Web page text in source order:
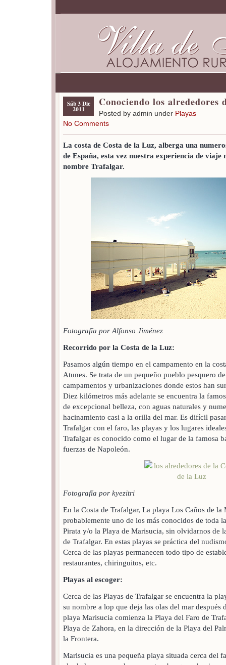
Sáb 3 Dic
2011
Conociendo los alrededores
Posted by admin under Playas
No Comments
La costa de Costa de la Luz, alberga una
de España, esta vez nuestra experiencia de viaje
nombre Trafalgar.
Fotografía por Alfonso Jiménez
Recorrido por la Costa de la Luz:
Pasamos algún tiempo en el campamento en la
Atunes. Se trata de un pequeño pueblo pesquero
campamentos y urbanizaciones donde estos han
Diez kilómetros más adelante se encuentra la
de excepcional belleza, con aguas naturales y
hacinamiento casi a la orilla del mar. Es difícil
Trafalgar con el faro, las playas y los lugares
Trafalgar es conocido como el lugar de la famosa
fuerzas de Napoleón.
Fotografía por kyezitri
En la Costa de Trafalgar, La playa Los Caños de
probablemente uno de los más conocidos de toda
Pirata y/o la Playa de Marisucia, sin olvidarnos de
de Trafalgar. En estas playas se práctica del
Cerca de las playas permanecen todo tipo de
restaurantes, chiringuitos, etc.
Playas al escoger:
Cerca de las Playas de Trafalgar se encuentra la
su nombre a lop que deja las olas del mar después
playa Marisucia comienza la Playa del Faro de
Playa de Zahora, en la dirección de la Playa del
la Frontera.
Marisucia es una pequeña playa situada cerca del